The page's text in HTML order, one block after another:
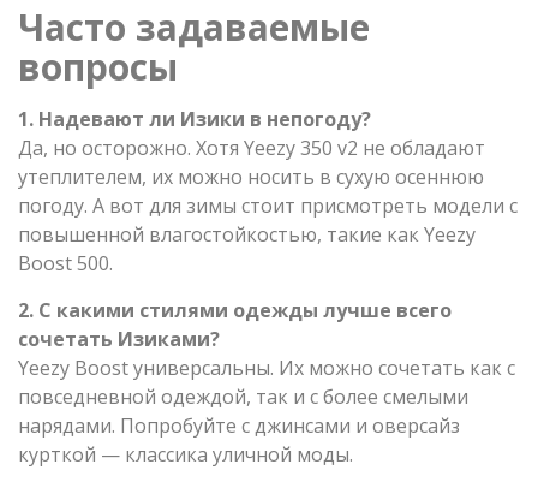
Часто задаваемые
вопросы
1. Надевают ли Изики в непогоду?
Да, но осторожно. Хотя Yeezy 350 v2 не обладают
утеплителем, их можно носить в сухую осеннюю
погоду. А вот для зимы стоит присмотреть модели с
повышенной влагостойкостью, такие как Yeezy
Boost 500.
2. С какими стилями одежды лучше всего
сочетать Изиками?
Yeezy Boost универсальны. Их можно сочетать как с
повседневной одеждой, так и с более смелыми
нарядами. Попробуйте с джинсами и оверсайз
курткой — классика уличной моды.